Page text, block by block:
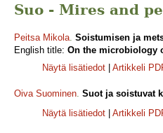
Suo - Mires and
Peitsa Mikola. Soistumisen ja
English title: On the microbiology
Näytä lisätiedot
Artikkeli
Oiva Suominen. Suot ja soistuvat
Näytä lisätiedot
Artikkeli